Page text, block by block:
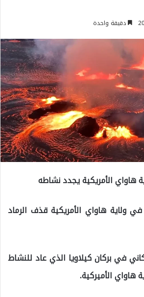
دقيقة واحدة
هاواي الأمريكية يجدد نشاطه
ولاية هاواي الأمريكية قذف الرماد
في بركان كيلاويا الذي عاد للنشاط
هاواي الأميركية.